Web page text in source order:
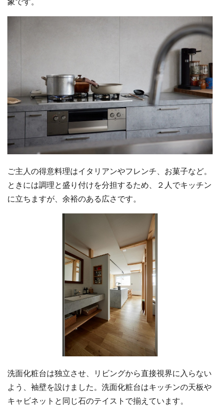
ご主人の得意料理はイタリアンやフレンチ、お菓子など。
ときには調理と盛り付けを分担するため、２人でキッチン
に立ちますが、余裕のある広さです。
洗面化粧台は独立させ、リビングから直接視界に入らない
よう、袖壁を設けました。洗面化粧台はキッチンの天板や
キャビネットと同じ石のテイストで揃えています。